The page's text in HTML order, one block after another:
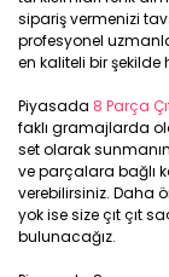
sipariş vermenizi
profesyonel
en kaliteli bir şekilde
Piyasada 8 Parça
faklı gramajlarda
set olarak
ve parçalara bağlı
verebilirsiniz. Daha
yok ise size çıt çıt
bulunacağız.